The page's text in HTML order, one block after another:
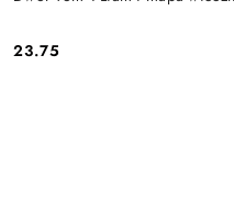
Cena:
23.75